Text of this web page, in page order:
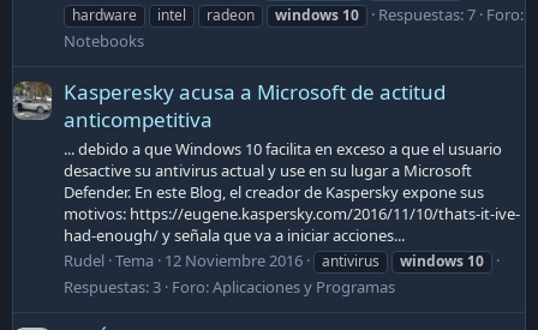
hardware
intel radeon windows 10 Respuestas: 7 Foro:
Notebooks
Kasperesky acusa a Microsoft de actitud
anticompetitiva
... debido a que Windows 10 facilita en exceso a que el usuario
desactive su antivirus actual y use en su lugar a Microsoft
Defender. En este Blog, el creador de Kaspersky expone sus
motivos: https://eugene.kaspersky.com/2016/11/10/thats-it-ive-
had-enough/ y señala que va a iniciar acciones...
Rudel Tema 12 Noviembre 2016 antivirus windows 10
Respuestas: 3 Foro:Aplicaciones y Programas